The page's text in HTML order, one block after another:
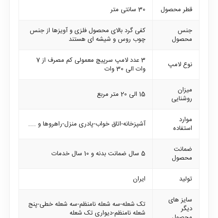
قطر محصول
30 سانتی متر
جنس
محصول
کفی گرد بالای محصول فلزی و آویزها از جنس
چوب روس و شیشه ای هستند
نوع لامپ
3 عدد لامپ سرپیچ معمولی کم مصرف از 7
وات الی 30 وات
میزان
روشنایی
15 الی 20 متر مربع
موارد
استفاده
آشپزخانه-اتاق خواب-پادری منزل-راهروها و ....
ضمانت
محصول
5 سال ضمانت بدنه و 10 سال خدمات
تولید
ایران
سایز های
دیگر
تک شعله-سه شعله نامنظم-سه شعله خطی-پنج
شعله نامنظم-دیواری تک شعله